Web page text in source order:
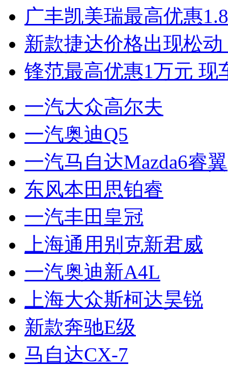
广丰凯美瑞最高优惠
新款捷达价格出现松
锋范最高优惠1万元 现
一汽大众高尔夫
一汽奥迪Q5
一汽马自达Mazda6睿翼
东风本田思铂睿
一汽丰田皇冠
上海通用别克新君威
一汽奥迪新A4L
上海大众斯柯达昊锐
新款奔驰E级
马自达CX-7